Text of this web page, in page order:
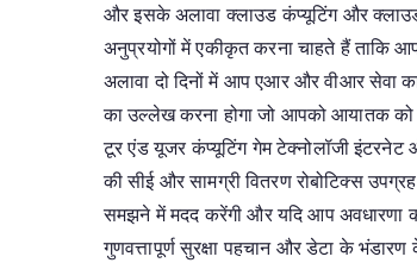
और इसके अलावा क्लाउड कंप्यूटिंग और
अनुप्रयोगों में एकीकृत करना चाहते हैं ताकि
अलावा दो दिनों में आप एआर और वीआर सेवा
का उल्लेख करना होगा जो आपको आयातक
टूर एंड यूजर कंप्यूटिंग गेम टेक्नोलॉजी इंटरनेट
की सीई और सामग्री वितरण रोबोटिक्स
समझने में मदद करेंगी और यदि आप अवधारणा
गुणवत्तापूर्ण सुरक्षा पहचान और डेटा के